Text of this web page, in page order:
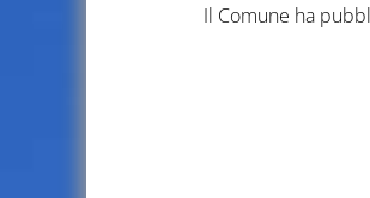
Il Comune ha